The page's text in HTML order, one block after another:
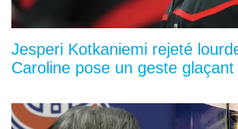
Jesperi Kotkaniemi rejeté
Caroline pose un geste glaçant